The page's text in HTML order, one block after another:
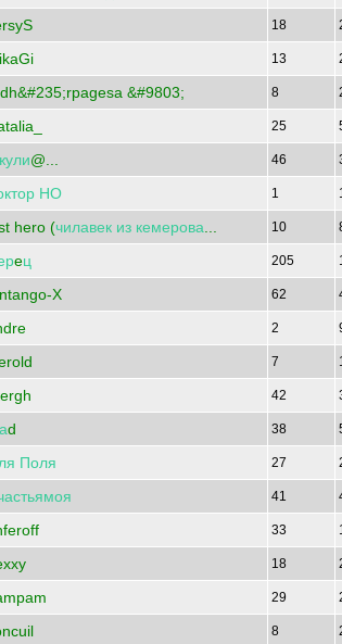
18
13
&#9803; 8
25
@... 46
НО 1
hero (чилавек из кемерова 10
eц 205
X 62
2
7
42
аd 38
Поля 27
41
33
18
29
8